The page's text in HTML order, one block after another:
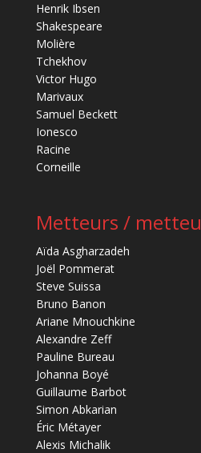
Henrik Ibsen
Shakespeare
Molière
Tchekhov
Victor Hugo
Marivaux
Samuel Beckett
Ionesco
Racine
Corneille
Metteurs /
Aïda Asgharzadeh
Joël Pommerat
Steve Suissa
Bruno Banon
Ariane Mnouchkine
Alexandre Zeff
Pauline Bureau
Johanna Boyé
Guillaume Barbot
Simon Abkarian
Éric Métayer
Alexis Michalik